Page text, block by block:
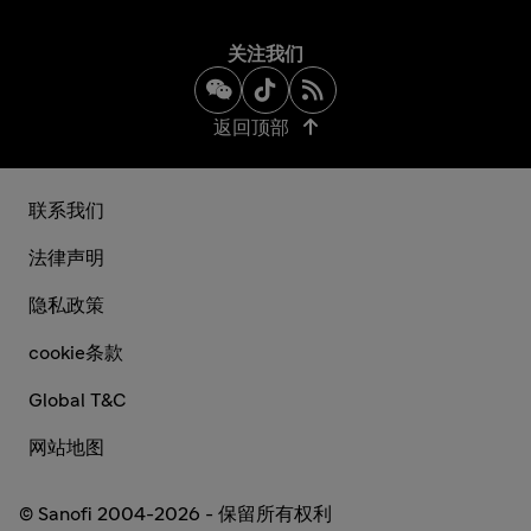
关注我们
返回顶部
联系我们
法律声明
隐私政策
cookie条款
Global T&C
网站地图
© Sanofi 2004-2026 - 保留所有权利